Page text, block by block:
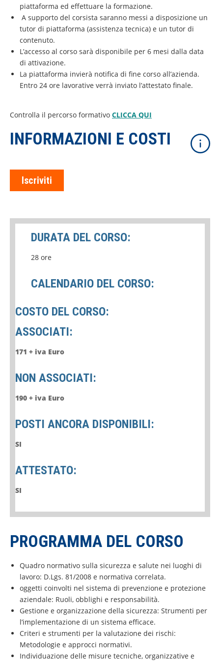
piattaforma ed effettuare la formazione.
A supporto del corsista saranno messi a disposizione un
tutor di piattaforma (assistenza tecnica) e un tutor di
contenuto.
L’accesso al corso sarà disponibile per 6 mesi dalla data
di attivazione.
La piattaforma invierà notifica di fine corso all’azienda.
Entro 24 ore lavorative verrà inviato l’attestato finale.
Controlla il percorso formativo CLICCA QUI
INFORMAZIONI E COSTI
Iscriviti
DURATA DEL CORSO:
28 ore
CALENDARIO DEL CORSO:
COSTO DEL CORSO:
ASSOCIATI:
171 + iva Euro
NON ASSOCIATI:
190 + iva Euro
POSTI ANCORA DISPONIBILI:
SI
ATTESTATO:
SI
PROGRAMMA DEL CORSO
Quadro normativo sulla sicurezza e salute nei luoghi di
lavoro: D.Lgs. 81/2008 e normativa correlata.
oggetti coinvolti nel sistema di prevenzione e protezione
aziendale: Ruoli, obblighi e responsabilità.
Gestione e organizzazione della sicurezza: Strumenti per
l’implementazione di un sistema efficace.
Criteri e strumenti per la valutazione dei rischi:
Metodologie e approcci normativi.
Individuazione delle misure tecniche, organizzative e